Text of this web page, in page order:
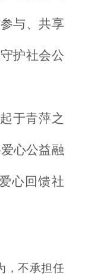
与、共享
护社会公
于青萍之
心公益融
心回馈社
，不承担任